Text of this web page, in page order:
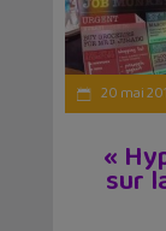
20 mai
«
sur